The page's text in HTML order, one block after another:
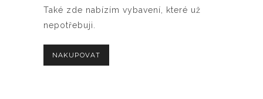
Také zde nabízím vybavení, které už
nepotřebuji.
NAKUPOVAT